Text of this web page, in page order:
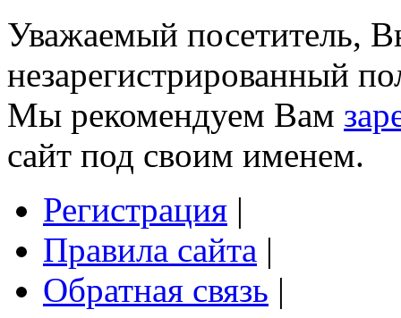
Уважаемый посетитель,
незарегистрированный
Мы рекомендуем Вам
сайт под своим именем.
Регистрация |
Правила сайта |
Обратная связь |